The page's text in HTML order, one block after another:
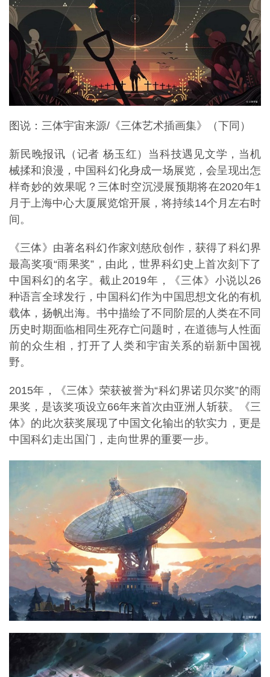
图说：三体宇宙来源/《三体艺术插画集》（下同）
新民晚报讯（记者 杨玉红）当科技遇见文学，当机
械揉和浪漫，中国科幻化身成一场展览，会呈现出怎
样奇妙的效果呢？三体时空沉浸展预期将在2020年1
月于上海中心大厦展览馆开展，将持续14个月左右时
间。
《三体》由著名科幻作家刘慈欣创作，获得了科幻界
最高奖项“雨果奖”，由此，世界科幻史上首次刻下了
中国科幻的名字。截止2019年，《三体》小说以26
种语言全球发行，中国科幻作为中国思想文化的有机
载体，扬帆出海。书中描绘了不同阶层的人类在不同
历史时期面临相同生死存亡问题时，在道德与人性面
前的众生相，打开了人类和宇宙关系的崭新中国视
野。
2015年，《三体》荣获被誉为“科幻界诺贝尔奖”的雨
果奖，是该奖项设立66年来首次由亚洲人斩获。《三
体》的此次获奖展现了中国文化输出的软实力，更是
中国科幻走出国门，走向世界的重要一步。